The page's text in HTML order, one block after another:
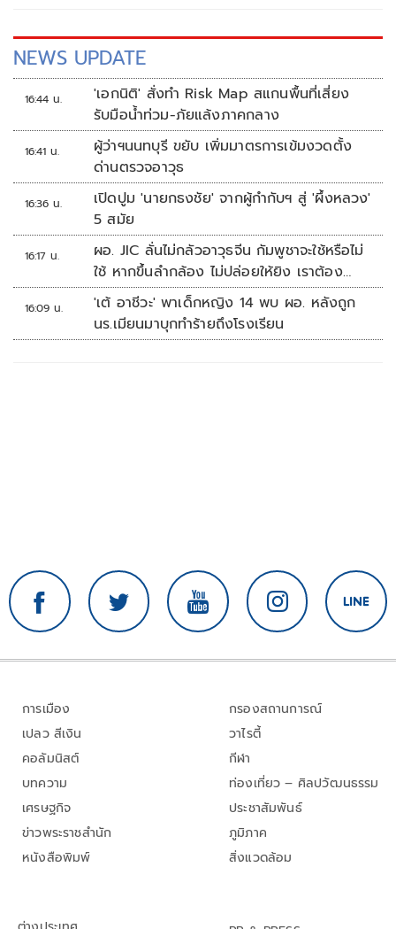
NEWS UPDATE
16:44 น.
'เอกนิติ' สั่งทำ Risk Map สแกนพื้นที่เสี่ยง
รับมือน้ำท่วม-ภัยแล้งภาคกลาง
16:41 น.
ผู้ว่าฯนนทบุรี ขยับ เพิ่มมาตรการเข้มงวดตั้ง
ด่านตรวจอาวุธ
16:36 น.
เปิดปูม 'นายกธงชัย' จากผู้กำกับฯ สู่ 'ผึ้งหลวง'
5 สมัย
16:17 น.
ผอ. JIC ลั่นไม่กลัวอาวุธจีน กัมพูชาจะใช้หรือไม่
ใช้ หากขึ้นลำกล้อง ไม่ปล่อยให้ยิง เราต้อง
จัดการก่อน
16:09 น.
'เต้ อาชีวะ' พาเด็กหญิง 14 พบ ผอ. หลังถูก
นร.เมียนมาบุกทำร้ายถึงโรงเรียน
การเมือง
เปลว สีเงิน
คอลัมนิสต์
บทความ
เศรษฐกิจ
ข่าวพระราชสำนัก
หนังสือพิมพ์
กรองสถานการณ์
วาไรตี้
กีฬา
ท่องเที่ยว – ศิลปวัฒนธรรม
ประชาสัมพันธ์
ภูมิภาค
สิ่งแวดล้อม